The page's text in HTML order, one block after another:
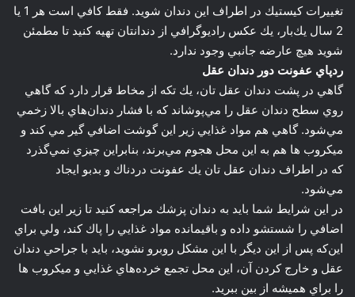
تغييرات كيستيك در اطراف اين دندان شويد. فقط كافي است هر 1 يا
2 سال يك‌بار، يك عكس راديوگرافي از دندانتان تهيه كنيد تا مطمئن
شويد هيچ عارضه جانبي وجود ندارد.
ردپاي عفونت دور دندان عقل
گاهي در پشت دندان عقل تان، يك تكه از مخاط قرار دارد كه گاهي
روي سطح دندان عقل را مي‌پوشاند كه با فشار دندان‌هاي بالا زخمي
مي‌شود. گاهي هم مواد غذايي زير اين گوشت اضافي گير مي کند و
ميكروب ها هم به اين محل هجوم مي‌برند، بنابراين چيزي نمي‌گذرد
كه در اطراف دندان عقل تان يك عفونت دردناك و بدبو ايجاد
مي‌شود.
در اين شرايط شما بايد به دندان پزشك مراجعه كنيد تا زير اين بافت
اضافي را شستشو داده و باقيمانده مواد غذايي را پاك كند، ولي براي
اين‌كه پس از اين ديگر با اين مشكل روبرو نشويد، بايد با جراحي دندان
عقل و خارج كردن آن، اين محل تجمع خرده‌هاي غذايي و ميكروب ها
را براي هميشه از بين ببريد.